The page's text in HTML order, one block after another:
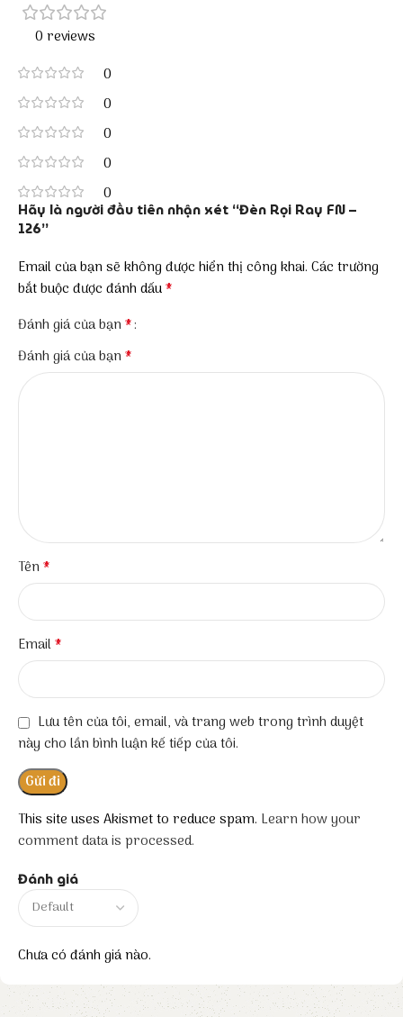
0 reviews
0
0
0
0
0
Đánh giá
Chưa có đánh giá nào.
Hãy là người đầu tiên nhận xét “Đèn Rọi Ray FN –
126”
Email của bạn sẽ không được hiển thị công khai. Các trường
bắt buộc được đánh dấu*
Đánh giá của bạn*
Đánh giá của bạn*
Tên*
Email*
Lưu tên của tôi, email, và trang web trong trình duyệt
này cho lần bình luận kế tiếp của tôi.
This site uses Akismet to reduce spam. Learn how your
comment data is processed.